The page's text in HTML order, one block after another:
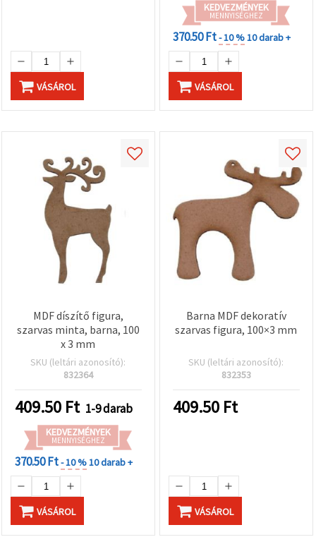
VÁSÁROL
KEDVEZMÉNYEK
MENNYISÉGHEZ
370.50 Ft- 10 %10 darab +
VÁSÁROL
MDF díszítő figura,
szarvas minta, barna, 100
x 3 mm
SKU (leltári azonosító):
832364
409.50 Ft 1-9 darab
KEDVEZMÉNYEK
MENNYISÉGHEZ
370.50 Ft- 10 %10 darab +
VÁSÁROL
Barna MDF dekoratív
szarvas figura, 100×3 mm
SKU (leltári azonosító):
832353
409.50 Ft
VÁSÁROL